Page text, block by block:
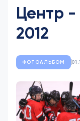
Центр -
2012
ФОТОАЛЬБОМ